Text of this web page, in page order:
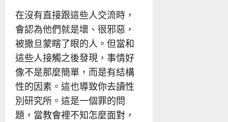
在沒有直接跟這些人交流時，
會認為他們就是壞、很邪惡，
被撒旦蒙瞎了眼的人。但當和
這些人接觸之後發現，事情好
像不是那麼簡單，而是有結構
性的因素。這也導致你去讀性
別研究所。這是一個罪的問
題，當教會裡不知怎麼面對，